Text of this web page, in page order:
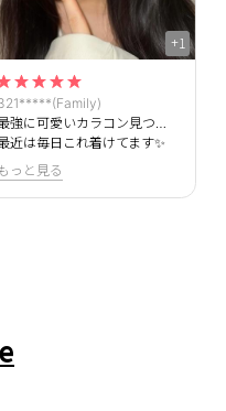
+1
近は毎日これ着けてます✨
っと見る